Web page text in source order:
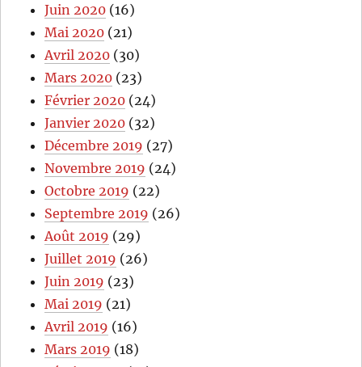
Juin 2020 (16)
Mai 2020 (21)
Avril 2020 (30)
Mars 2020 (23)
Février 2020 (24)
Janvier 2020 (32)
Décembre 2019 (27)
Novembre 2019 (24)
Octobre 2019 (22)
Septembre 2019 (26)
Août 2019 (29)
Juillet 2019 (26)
Juin 2019 (23)
Mai 2019 (21)
Avril 2019 (16)
Mars 2019 (18)